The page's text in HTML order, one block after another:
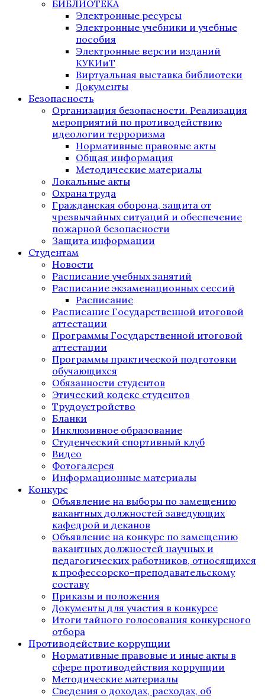
БИБЛИОТЕКА
Электронные ресурсы
Электронные учебники и учебные
пособия
Электронные версии изданий
КУКИиТ
Виртуальная выставка библиотеки
Документы
Безопасность
Организация безопасности. Реализация
мероприятий по противодействию
идеологии терроризма
Нормативные правовые акты
Общая информация
Методические материалы
Локальные акты
Охрана труда
Гражданская оборона, защита от
чрезвычайных ситуаций и обеспечение
пожарной безопасности
Защита информации
Студентам
Новости
Расписание учебных занятий
Расписание экзаменационных сессий
Расписание
Расписание Государственной итоговой
аттестации
Программы Государственной итоговой
аттестации
Программы практической подготовки
обучающихся
Обязанности студентов
Этический кодекс студентов
Трудоустройство
Бланки
Инклюзивное образование
Студенческий спортивный клуб
Видео
Фотогалерея
Информационные материалы
Конкурс
Объявление на выборы по замещению
вакантных должностей заведующих
кафедрой и деканов
Объявление на конкурс по замещению
вакантных должностей научных и
педагогических работников, относящихся
к профессорско-преподавательскому
составу
Приказы и положения
Документы для участия в конкурсе
Итоги тайного голосования конкурсного
отбора
Противодействие коррупции
Нормативные правовые и иные акты в
сфере противодействия коррупции
Методические материалы
Сведения о доходах, расходах, об